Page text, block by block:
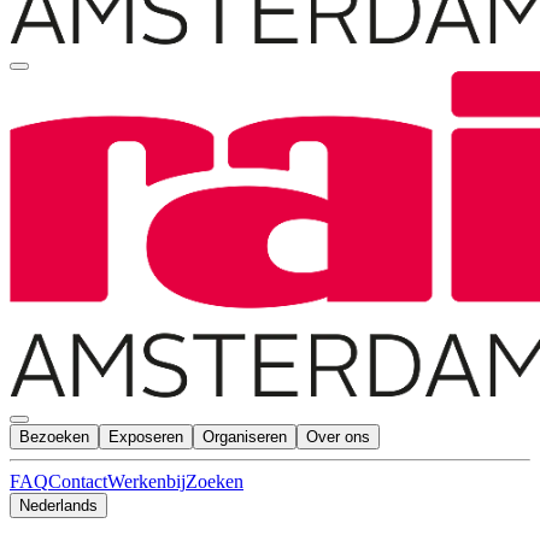
Bezoeken Exposeren Organiseren Over ons
FAQContactWerkenbijZoeken
Nederlands